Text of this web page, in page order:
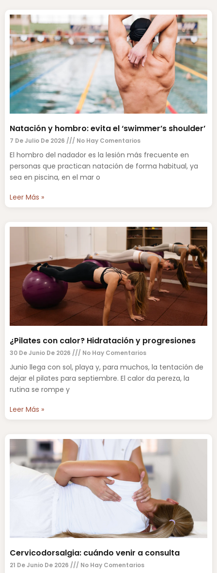
Natación y hombro: evita el ‘swimmer’s shoulder’
7 De Julio De 2026 No Hay Comentarios
El hombro del nadador es la lesión más frecuente en
personas que practican natación de forma habitual, ya
sea en piscina, en el mar o
Leer Más »
¿Pilates con calor? Hidratación y progresiones
30 De Junio De 2026 No Hay Comentarios
Junio llega con sol, playa y, para muchos, la tentación de
dejar el pilates para septiembre. El calor da pereza, la
rutina se rompe y
Leer Más »
Cervicodorsalgia: cuándo venir a consulta
21 De Junio De 2026 No Hay Comentarios